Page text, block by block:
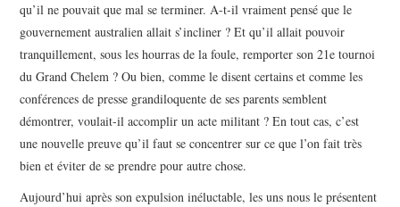
qu’il ne pouvait que mal se terminer. A-t-il vraiment pensé que le
gouvernement australien allait s’incliner ? Et qu’il allait pouvoir
tranquillement, sous les hourras de la foule, remporter son 21e tournoi
du Grand Chelem ? Ou bien, comme le disent certains et comme les
conférences de presse grandiloquente de ses parents semblent
démontrer, voulait-il accomplir un acte militant ? En tout cas, c’est
une nouvelle preuve qu’il faut se concentrer sur ce que l’on fait très
bien et éviter de se prendre pour autre chose.
Aujourd’hui après son expulsion inéluctable, les uns nous le présentent